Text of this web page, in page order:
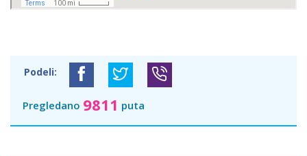
Podeli:
Pregledano 9811 puta